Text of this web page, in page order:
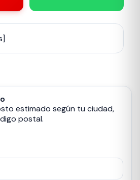
estimado según tu ciudad,
postal.